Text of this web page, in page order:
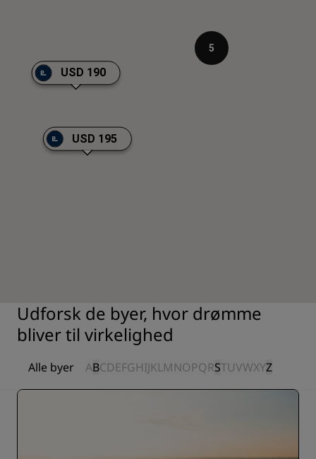
5
USD 195
USD 190
Udforsk de byer, hvor drømme
bliver til virkelighed
Alle byer ABCDEFGHIJKLMNOPQRSTUVWXYZ